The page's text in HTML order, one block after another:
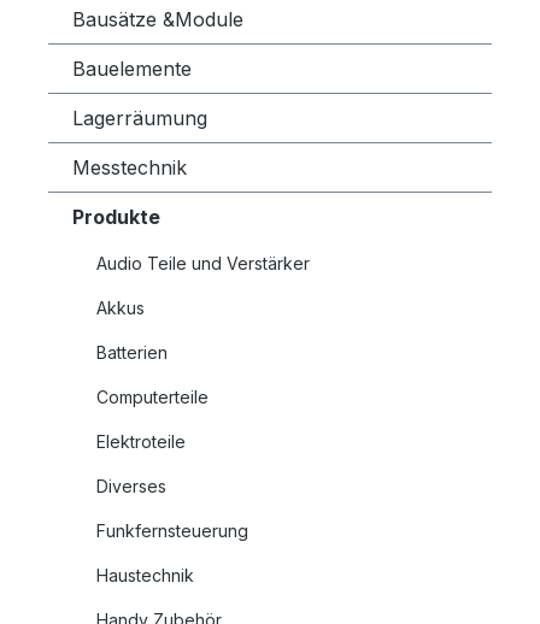
Bausätze &Module
Bauelemente
Lagerräumung
Messtechnik
Produkte
Audio Teile und Verstärker
Akkus
Batterien
Computerteile
Elektroteile
Diverses
Funkfernsteuerung
Haustechnik
Handy Zubehör